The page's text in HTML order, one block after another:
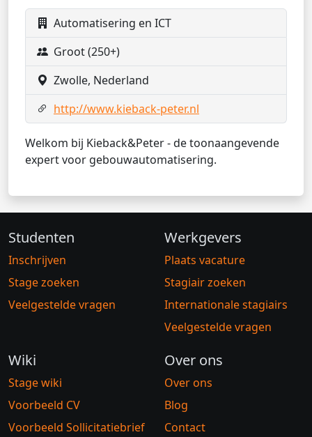
Automatisering en ICT
Groot (250+)
Zwolle, Nederland
http://www.kieback-peter.nl
Welkom bij Kieback&Peter - de toonaangevende
expert voor gebouwautomatisering.
Studenten
Inschrijven
Stage zoeken
Veelgestelde vragen
Werkgevers
Plaats vacature
Stagiair zoeken
Internationale stagiairs
Veelgestelde vragen
Wiki
Stage wiki
Voorbeeld CV
Voorbeeld Sollicitatiebrief
Over ons
Over ons
Blog
Contact